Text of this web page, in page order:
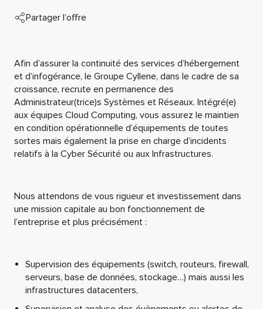
Partager l’offre
Afin d’assurer la continuité des services d’hébergement
et d’infogérance, le Groupe Cyllene, dans le cadre de sa
croissance, recrute en permanence des
Administrateur(trice)s Systèmes et Réseaux. Intégré(e)
aux équipes Cloud Computing, vous assurez le maintien
en condition opérationnelle d’équipements de toutes
sortes mais également la prise en charge d’incidents
relatifs à la Cyber Sécurité ou aux Infrastructures.
Nous attendons de vous rigueur et investissement dans
une mission capitale au bon fonctionnement de
l’entreprise et plus précisément :
Supervision des équipements (switch, routeurs, firewall,
serveurs, base de données, stockage…) mais aussi les
infrastructures datacenters,